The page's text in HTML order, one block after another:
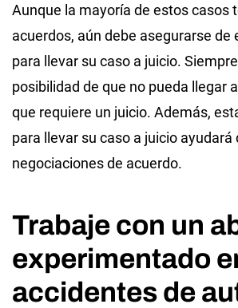
Aunque la mayoría de estos casos
acuerdos, aún debe asegurarse de
para llevar su caso a juicio.
posibilidad de que no pueda llegar
que requiere un juicio. Además,
para llevar su caso a juicio ayudará
negociaciones de acuerdo.
Trabaje con un
experimentado
accidentes de